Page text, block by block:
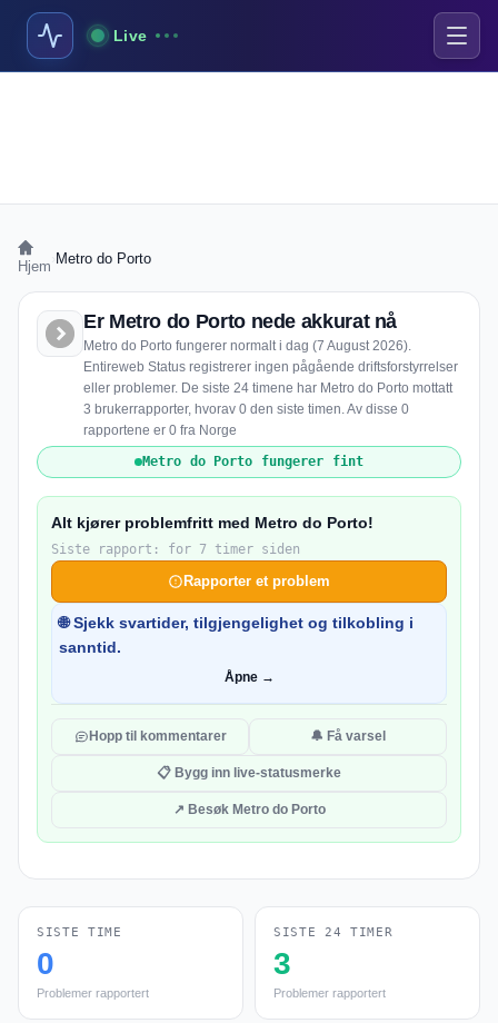
Live
Hjem Metro do Porto
Er Metro do Porto nede akkurat nå
Metro do Porto fungerer normalt i dag (7 August 2026).
Entireweb Status registrerer ingen pågående driftsforstyrrelser
eller problemer. De siste 24 timene har Metro do Porto mottatt
3 brukerrapporter, hvorav 0 den siste timen. Av disse 0
rapportene er 0 fra Norge
Metro do Porto fungerer fint
Alt kjører problemfritt med Metro do Porto!
Siste rapport: for 7 timer siden
Rapporter et problem
🌐 Sjekk svartider, tilgjengelighet og tilkobling i
sanntid.
Åpne →
Hopp til kommentarer 🔔 Få varsel
📋 Bygg inn live-statusmerke
↗ Besøk Metro do Porto
SISTE TIME
0
Problemer rapportert
SISTE 24 TIMER
3
Problemer rapportert